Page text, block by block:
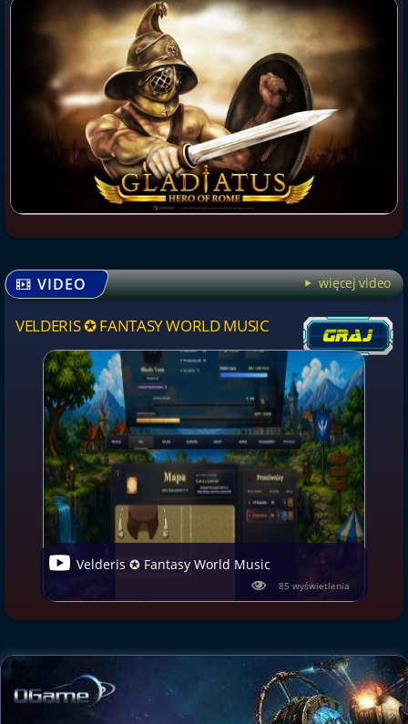
VIDEO więcej video
VELDERIS ✪ FANTASY WORLD MUSIC
Velderis ✪ Fantasy World Music
85 wyświetlenia